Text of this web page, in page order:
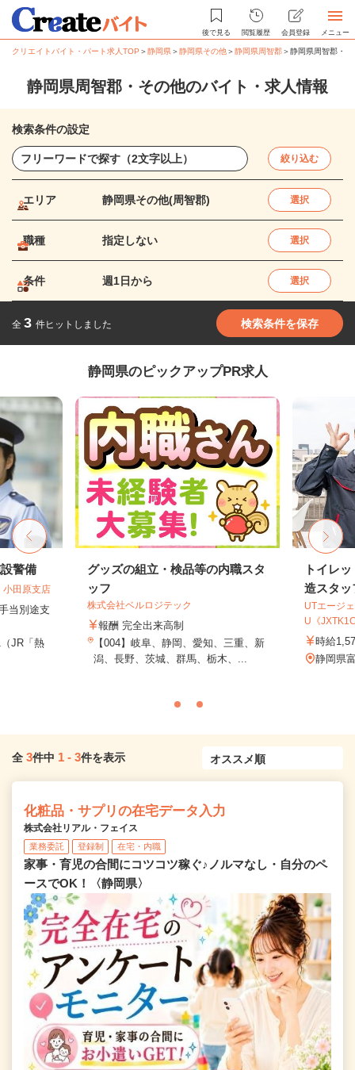
後で見る 閲覧履歴 会員登録 メニュー
クリエイトバイト・パート求人TOP ＞静岡県＞静岡県その他＞静岡県周智郡＞静岡県周智郡・
静岡県周智郡・その他のバイト・求人情報
検索条件の設定
絞り込む
エリア 静岡県その他(周智郡) 選択
職種 指定しない 選択
条件 週1日から 選択
全 3 件ヒットしました 検索条件を保存
静岡県のピックアップPR求人
警備
田原支店
当別途支
JR「熱
グッズの組立・検品等の内職スタ
ッフ
株式会社ベルロジテック
報酬 完全出来高制
【004】岐阜、静岡、愛知、三重、新
潟、長野、茨城、群馬、栃木、...
トイレ
造スタッ
UTエージ
U《
時給
静岡県
全 3件中 1 - 3件を表示
化粧品・サプリの在宅データ入力
株式会社リアル・フェイス
業務委託 登録制 在宅・内職
家事・育児の合間にコツコツ稼ぐ♪ノルマなし・自分のペ
ースでOK！〈静岡県〉